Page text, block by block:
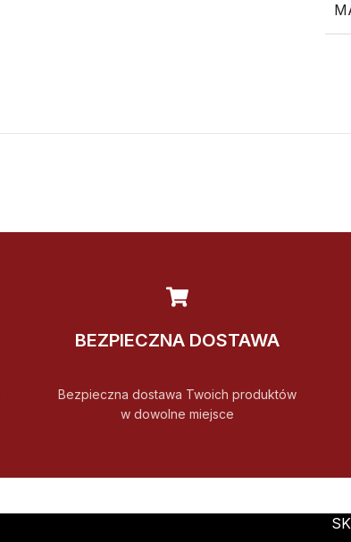
BEZPIECZNA DOSTAWA
Bezpieczna dostawa Twoich produktów
w dowolne miejsce